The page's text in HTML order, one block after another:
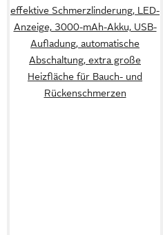
effektive Schmerzlinderung, LED-
Anzeige, 3000-mAh-Akku, USB-
Aufladung, automatische
Abschaltung, extra große
Heizfläche für Bauch- und
Rückenschmerzen